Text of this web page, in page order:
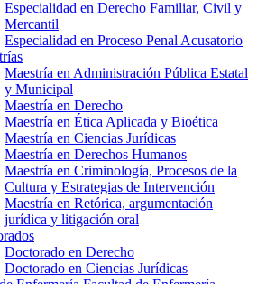
Especialidad en Derecho Familiar, Civil y
Mercantil
Especialidad en Proceso Penal Acusatorio
Maestría en Administración Pública Estatal
y Municipal
Maestría en Derecho
Maestría en Ética Aplicada y Bioética
Maestría en Ciencias Jurídicas
Maestría en Derechos Humanos
Maestría en Criminología, Procesos de la
Cultura y Estrategias de Intervención
Maestría en Retórica, argumentación
jurídica y litigación oral
Doctorado en Derecho
Doctorado en Ciencias Jurídicas